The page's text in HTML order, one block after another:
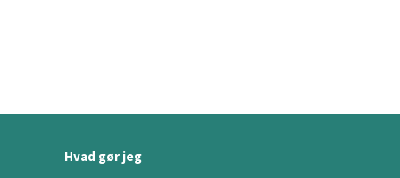
Hvad gør jeg